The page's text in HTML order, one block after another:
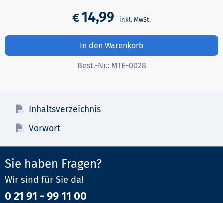
€14,99
In den Warenkorb
Best.-Nr.: MTE-0028
Inhaltsverzeichnis
Vorwort
Sie haben Fragen?
Wir sind für Sie da!
0 21 91 - 99 11 00